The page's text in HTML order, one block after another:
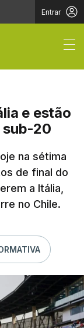
Entrar
e estão
sub-20
na sétima
de final do
a Itália,
no Chile.